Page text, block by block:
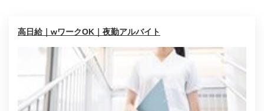
高日給｜wワークOK｜夜勤アルバイト